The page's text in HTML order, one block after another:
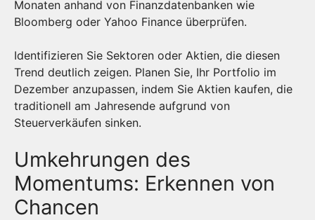
Monaten anhand von Finanzdatenbanken wie
Bloomberg oder Yahoo Finance überprüfen.
Identifizieren Sie Sektoren oder Aktien, die diesen
Trend deutlich zeigen. Planen Sie, Ihr Portfolio im
Dezember anzupassen, indem Sie Aktien kaufen, die
traditionell am Jahresende aufgrund von
Steuerverkäufen sinken.
Umkehrungen des
Momentums: Erkennen von
Chancen